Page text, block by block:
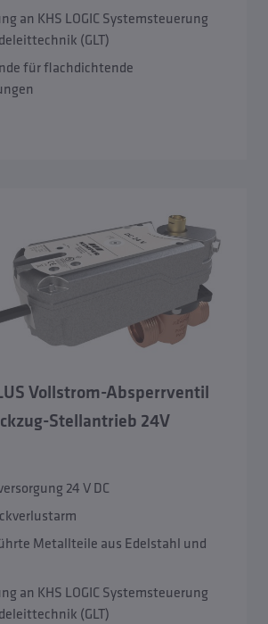
an KHS LOGIC Systemsteuerung
(GLT)
für flachdichtende
Vollstrom-Absperrventil
Stellantrieb 24V
24 V DC
Metallteile aus Edelstahl und
an KHS LOGIC Systemsteuerung
(GLT)